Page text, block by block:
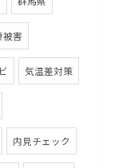
被害
気温差対策
内見チェック